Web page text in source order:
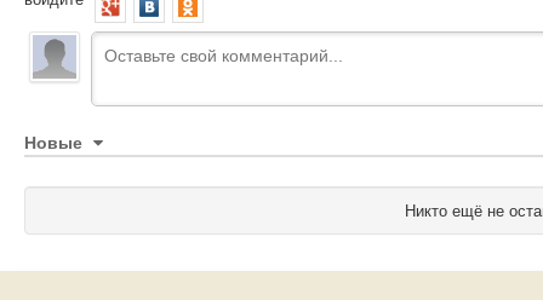
Новые
Никто ещё не